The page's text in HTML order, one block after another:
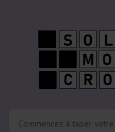
.